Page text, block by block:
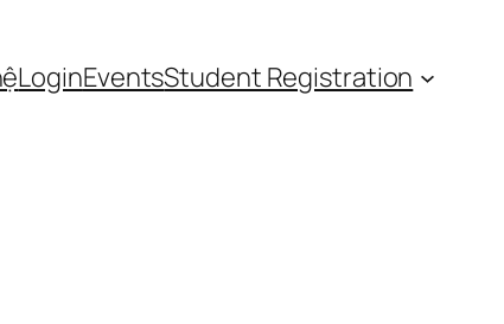
LoginEventsStudent Registration